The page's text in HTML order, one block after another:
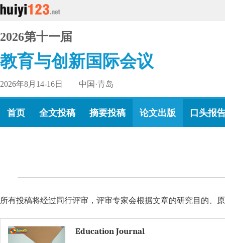
2026第十一届
教育与创新国际会议
2026年8月14-16日 中国·青岛
首页 全文投稿 摘要投稿 论文出版 口头报
所有投稿将经过同行评审，评审专家会根据文章的研究目的、
Education Journal